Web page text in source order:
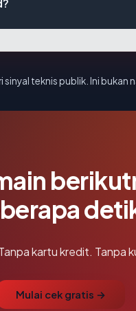
teknis publik. Ini bukan
kartu kredit. Tanpa
Mulai cek gratis →